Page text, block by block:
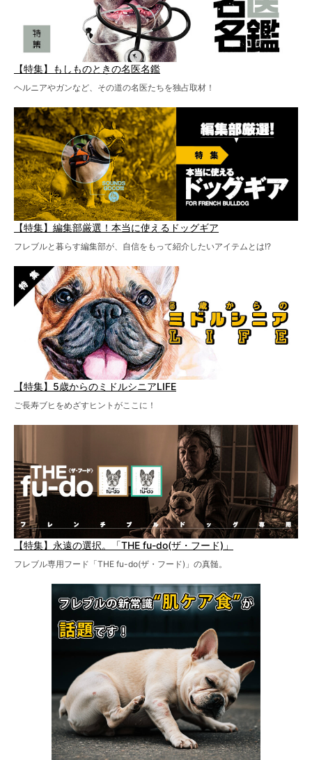
【特集】もしものときの名医名鑑
ヘルニアやガンなど、その道の名医たちを独占取材！
【特集】編集部厳選！本当に使えるドッグギア
フレブルと暮らす編集部が、自信をもって紹介したいアイテムとは!?
【特集】5歳からのミドルシニアLIFE
ご長寿ブヒをめざすヒントがここに！
【特集】永遠の選択。「THE fu-do(ザ・フード)」
フレブル専用フード「THE fu-do(ザ・フード)」の真髄。